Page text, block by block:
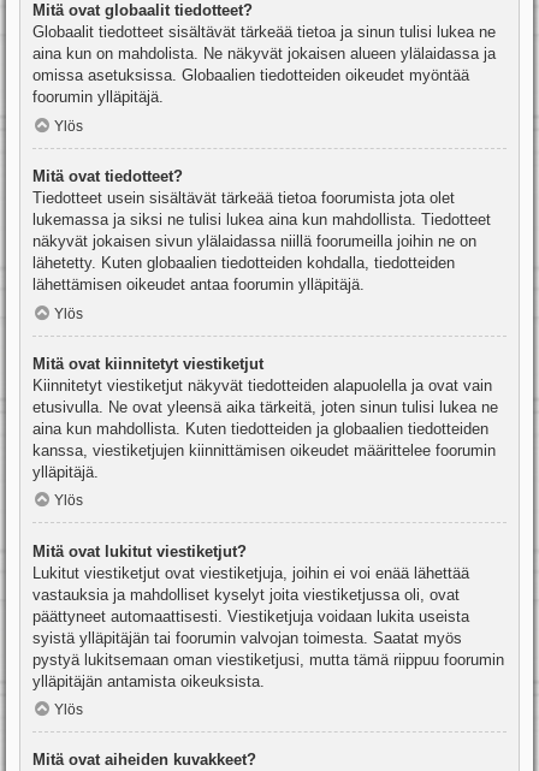
Mitä ovat globaalit tiedotteet?
Globaalit tiedotteet sisältävät tärkeää tietoa ja sinun tulisi lukea ne
aina kun on mahdolista. Ne näkyvät jokaisen alueen ylälaidassa ja
omissa asetuksissa. Globaalien tiedotteiden oikeudet myöntää
foorumin ylläpitäjä.
Ylös
Mitä ovat tiedotteet?
Tiedotteet usein sisältävät tärkeää tietoa foorumista jota olet
lukemassa ja siksi ne tulisi lukea aina kun mahdollista. Tiedotteet
näkyvät jokaisen sivun ylälaidassa niillä foorumeilla joihin ne on
lähetetty. Kuten globaalien tiedotteiden kohdalla, tiedotteiden
lähettämisen oikeudet antaa foorumin ylläpitäjä.
Ylös
Mitä ovat kiinnitetyt viestiketjut
Kiinnitetyt viestiketjut näkyvät tiedotteiden alapuolella ja ovat vain
etusivulla. Ne ovat yleensä aika tärkeitä, joten sinun tulisi lukea ne
aina kun mahdollista. Kuten tiedotteiden ja globaalien tiedotteiden
kanssa, viestiketjujen kiinnittämisen oikeudet määrittelee foorumin
ylläpitäjä.
Ylös
Mitä ovat lukitut viestiketjut?
Lukitut viestiketjut ovat viestiketjuja, joihin ei voi enää lähettää
vastauksia ja mahdolliset kyselyt joita viestiketjussa oli, ovat
päättyneet automaattisesti. Viestiketjuja voidaan lukita useista
syistä ylläpitäjän tai foorumin valvojan toimesta. Saatat myös
pystyä lukitsemaan oman viestiketjusi, mutta tämä riippuu foorumin
ylläpitäjän antamista oikeuksista.
Ylös
Mitä ovat aiheiden kuvakkeet?